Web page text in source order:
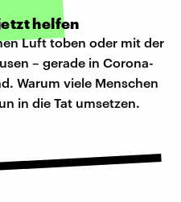
helfen
Luft toben oder mit der
– gerade in Corona-
Warum viele Menschen
in die Tat umsetzen.